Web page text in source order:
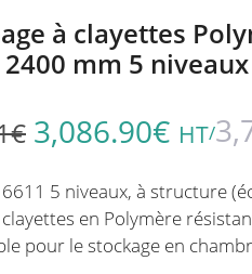
à clayettes
2400 mm 5 niveaux
€ 3,086.90€ HT/
6611 5 niveaux, à structure
en Polymère
pour le stockage en